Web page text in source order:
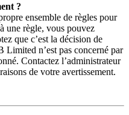
?
ensemble de règles pour
une règle, vous pouvez
que c’est la décision de
Limited n’est pas concerné par
Contactez l’administrateur
de votre avertissement.